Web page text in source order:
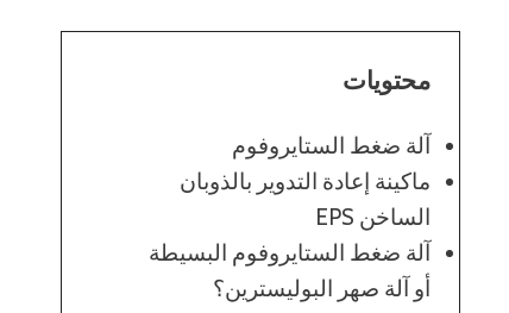
محتويات
آلة ضغط الستايروفوم
ماكينة إعادة التدوير بالذوبان
الساخن EPS
آلة ضغط الستايروفوم البسيطة
أو آلة صهر البوليسترين؟